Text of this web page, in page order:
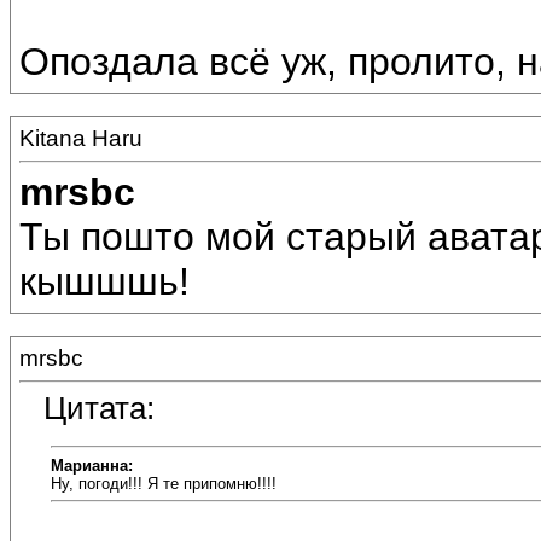
Опоздала всё уж, пролито,
Kitana Haru
mrsbc
Ты пошто мой старый
кышшшь!
mrsbc
Цитата:
Марианна:
Ну, погоди!!! Я те припомню!!!!